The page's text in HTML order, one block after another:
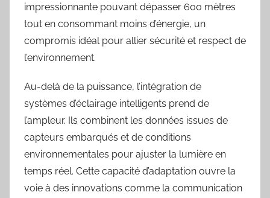
impressionnante pouvant dépasser 600 mètres
tout en consommant moins d’énergie, un
compromis idéal pour allier sécurité et respect de
l’environnement.
Au-delà de la puissance, l’intégration de
systèmes d’éclairage intelligents prend de
l’ampleur. Ils combinent les données issues de
capteurs embarqués et de conditions
environnementales pour ajuster la lumière en
temps réel. Cette capacité d’adaptation ouvre la
voie à des innovations comme la communication